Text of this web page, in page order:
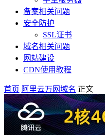
备案相关问题
安全防护
SSL证书
域名相关问题
网站建设
CDN使用教程
首页 阿里云万网域名 正文